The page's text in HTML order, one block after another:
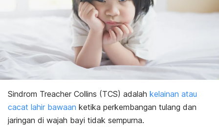
Sindrom Treacher Collins (TCS) adalah kelainan atau
cacat lahir bawaan ketika perkembangan tulang dan
jaringan di wajah bayi tidak sempurna.